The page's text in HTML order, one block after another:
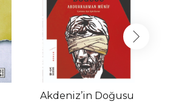
Akdeniz’in Doğusu